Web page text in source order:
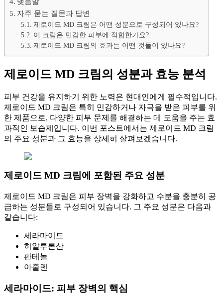
자주 묻는 질문과 답변
제로이드 MD 크림은 어떤 성분으로 구성되어 있나요?
이 크림은 민감한 피부에 적합한가요?
제로이드 MD 크림의 효과는 어떤 것들이 있나요?
제로이드 MD 크림의 성분과 효능 분석
피부 건강을 유지하기 위한 노력은 현대인에게 필수적입니다.
제로이드 MD 크림은 특히 민감하거나 자극을 받은 피부를 위
한 제품으로, 다양한 피부 문제를 해결하는 데 도움을 주는 효
과적인 보습제입니다. 이번 포스트에서는 제로이드 MD 크림
의 주요 성분과 그 효능을 상세히 살펴보겠습니다.
제로이드 MD 크림에 포함된 주요 성분
제로이드 MD 크림은 피부 장벽을 강화하고 수분을 충분히 공
급하는 성분들로 구성되어 있습니다. 그 주요 성분은 다음과
같습니다:
세라마이드
히알루론산
판테놀
아줄렌
세라마이드: 피부 장벽의 핵심